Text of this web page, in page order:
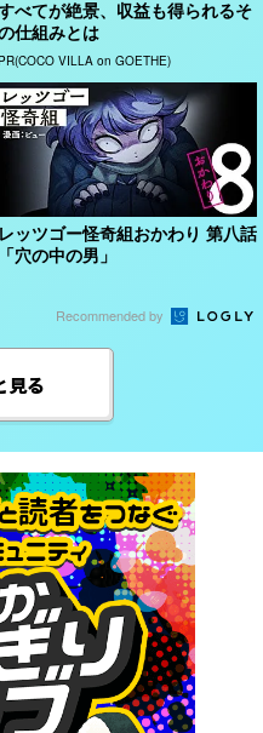
べてが絶景、収益も得られるそ
仕組みとは
PR(COCO VILLA on GOETHE)
レッツゴー怪奇組おかわり 第八話
「穴の中の男」
Recommended by
見る